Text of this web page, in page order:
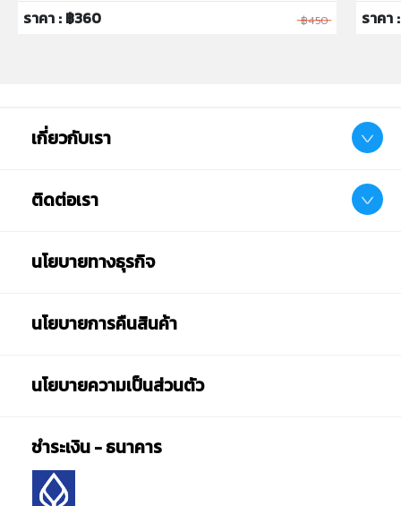
และขว้างปา
ราคา : ฿360 ฿450 ราคา
เกี่ยวกับเรา
ติดต่อเรา
นโยบายทางธุรกิจ
นโยบายการคืนสินค้า
นโยบายความเป็นส่วนตัว
ชำระเงิน - ธนาคาร